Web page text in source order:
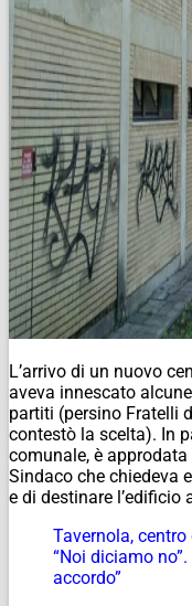
L’arrivo di un nuovo
aveva innescato
partiti (persino Fratelli
contestò la scelta). In
comunale, è
Sindaco che chiedeva
e di destinare l’edificio
Tavernola,
“Noi diciamo
accordo”